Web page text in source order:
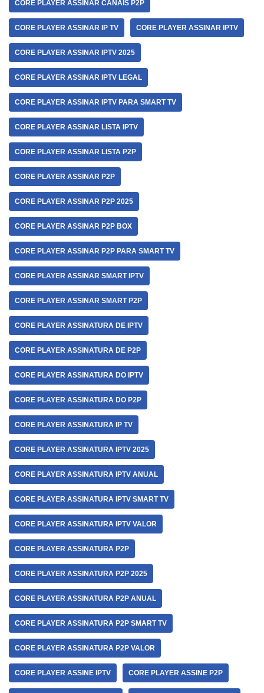
CORE PLAYER ASSINAR CANAIS P2P
CORE PLAYER ASSINAR IP TV CORE PLAYER ASSINAR IPTV
CORE PLAYER ASSINAR IPTV 2025
CORE PLAYER ASSINAR IPTV LEGAL
CORE PLAYER ASSINAR IPTV PARA SMART TV
CORE PLAYER ASSINAR LISTA IPTV
CORE PLAYER ASSINAR LISTA P2P
CORE PLAYER ASSINAR P2P
CORE PLAYER ASSINAR P2P 2025
CORE PLAYER ASSINAR P2P BOX
CORE PLAYER ASSINAR P2P PARA SMART TV
CORE PLAYER ASSINAR SMART IPTV
CORE PLAYER ASSINAR SMART P2P
CORE PLAYER ASSINATURA DE IPTV
CORE PLAYER ASSINATURA DE P2P
CORE PLAYER ASSINATURA DO IPTV
CORE PLAYER ASSINATURA DO P2P
CORE PLAYER ASSINATURA IP TV
CORE PLAYER ASSINATURA IPTV 2025
CORE PLAYER ASSINATURA IPTV ANUAL
CORE PLAYER ASSINATURA IPTV SMART TV
CORE PLAYER ASSINATURA IPTV VALOR
CORE PLAYER ASSINATURA P2P
CORE PLAYER ASSINATURA P2P 2025
CORE PLAYER ASSINATURA P2P ANUAL
CORE PLAYER ASSINATURA P2P SMART TV
CORE PLAYER ASSINATURA P2P VALOR
CORE PLAYER ASSINE IPTV CORE PLAYER ASSINE P2P